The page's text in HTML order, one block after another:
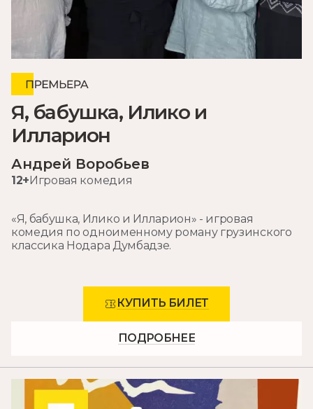
Я, бабушка, Илико и
Илларион
Андрей Воробьев
12+Игровая комедия
КУПИТЬ БИЛЕТ
ПОДРОБНЕЕ
«Я, бабушка, Илико и Илларион» - игровая
комедия по одноименному роману грузинского
классика Нодара Думбадзе.